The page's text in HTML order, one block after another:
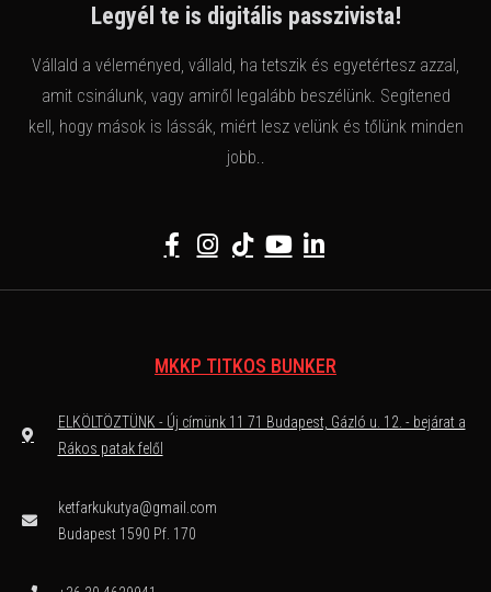
Legyél te is digitális passzivista!
Vállald a véleményed, vállald, ha tetszik és egyetértesz azzal,
amit csinálunk, vagy amiről legalább beszélünk. Segítened
kell, hogy mások is lássák, miért lesz velünk és tőlünk minden
jobb..
MKKP TITKOS BUNKER
ELKÖLTÖZTÜNK - Új címünk 11 71 Budapest, Gázló u. 12. - bejárat a
Rákos patak felől
ketfarkukutya@gmail.com
Budapest 1590 Pf. 170